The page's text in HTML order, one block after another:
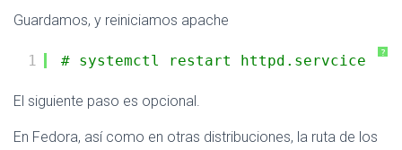
Guardamos, y reiniciamos apache
?
1 # systemctl restart httpd.servcice
El siguiente paso es opcional.
En Fedora, así como en otras distribuciones, la ruta de los